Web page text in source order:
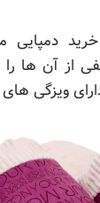
دمپایی
از آن ها
ویزگی